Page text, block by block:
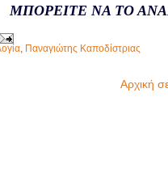
ΜΠΟΡΕΙΤΕ ΝΑ ΤΟ
, Παναγιώτης Καποδίστριας
Αρχική